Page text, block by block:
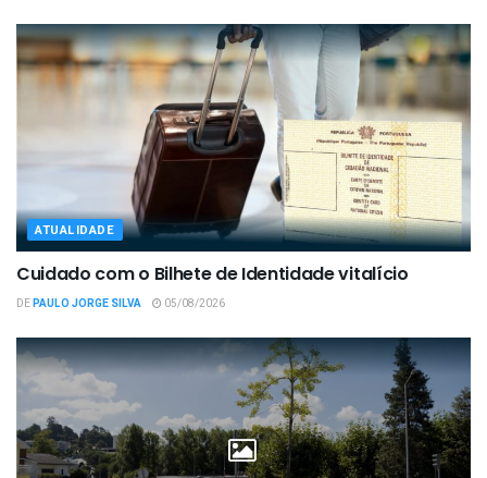
ATUALIDADE
Cuidado com o Bilhete de Identidade vitalício
DEPAULO JORGE SILVA 05/08/2026